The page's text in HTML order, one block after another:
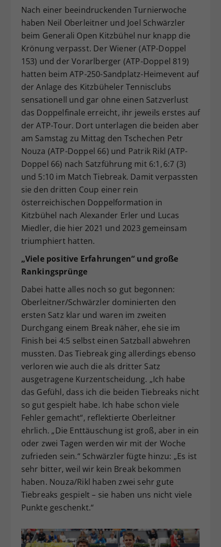
Nach einer beeindruckenden Turnierwoche
haben Neil Oberleitner und Joel Schwärzler
beim Generali Open Kitzbühel nur knapp die
Krönung verpasst. Der Wiener (ATP-Doppel
153) und der Vorarlberger (ATP-Doppel 819)
hatten beim ATP-250-Sandplatz-Heimevent auf
der Anlage des Kitzbüheler Tennisclubs
sensationell und gar ohne einen Satzverlust
das Doppelfinale erreicht, ihr jeweils erstes auf
der ATP-Tour. Dort unterlagen die beiden aber
am Samstag zu Mittag den Tschechen Petr
Nouza (ATP-Doppel 66) und Patrik Rikl (ATP-
Doppel 66) nach Satzführung mit 6:1, 6:7 (3)
und 5:10 im Match Tiebreak. Damit verpassten
sie den dritten Coup einer rein
österreichischen Doppelformation in
Kitzbühel nach Alexander Erler und Lucas
Miedler, die hier 2021 und 2023 gemeinsam
triumphiert hatten.
„Viele positive Erfahrungen“ und große
Rankingsprünge
Dabei hatte alles noch so gut begonnen:
Oberleitner/Schwärzler dominierten den
ersten Satz klar und waren im zweiten
Durchgang einem Break näher, ehe sie im
Finish bei 4:5 selbst einen Satzball abwehren
mussten. Das Tiebreak ging allerdings ebenso
verloren wie auch die als dritter Satz
ausgetragene Kurzentscheidung. „Ich habe
das Gefühl, dass ich die beiden Tiebreaks nicht
so gut gespielt habe. Ich habe schon viele
Fehler gemacht“, reflektierte Oberleitner
ehrlich. „Die Enttäuschung ist groß, aber in ein
oder zwei Tagen werden wir mit der Woche
zufrieden sein.“ Schwärzler fügte hinzu: „Es ist
sehr bitter, weil wir kein Break bekommen
haben. Nouza/Rikl haben zwei sehr gute
Tiebreaks gespielt – sie haben uns nicht viele
Punkte geschenkt.“
Zweck
Dieser Wert speichert Ihre Consent-
Einstellungen. Unter anderem eine
zufällig generierte ID, für die
historische Speicherung Ihrer
vorgenommen Einstellungen, falls der
Webseiten-Betreiber dies eingestellt
hat.